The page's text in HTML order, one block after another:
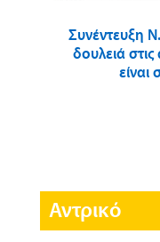
Συνέντευξη
δουλειά
είναι
Αντρικό